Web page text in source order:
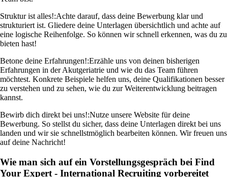
Struktur ist alles!:Achte darauf, dass deine Bewerbung klar und
strukturiert ist. Gliedere deine Unterlagen übersichtlich und achte auf
eine logische Reihenfolge. So können wir schnell erkennen, was du zu
bieten hast!
Betone deine Erfahrungen!:Erzähle uns von deinen bisherigen
Erfahrungen in der Akutgeriatrie und wie du das Team führen
möchtest. Konkrete Beispiele helfen uns, deine Qualifikationen besser
zu verstehen und zu sehen, wie du zur Weiterentwicklung beitragen
kannst.
Bewirb dich direkt bei uns!:Nutze unsere Website für deine
Bewerbung. So stellst du sicher, dass deine Unterlagen direkt bei uns
landen und wir sie schnellstmöglich bearbeiten können. Wir freuen uns
auf deine Nachricht!
Wie man sich auf ein Vorstellungsgespräch bei Find
Your Expert - International Recruiting vorbereitet